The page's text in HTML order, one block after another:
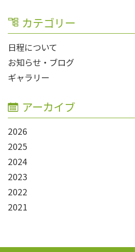
カテゴリー
日程について
お知らせ・ブログ
ギャラリー
アーカイブ
2026
2025
2024
2023
2022
2021